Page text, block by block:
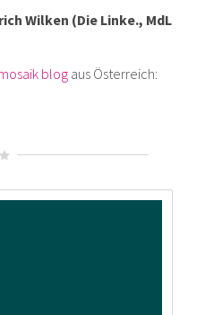
Wilken (Die Linke., MdL
blogaus Österreich: